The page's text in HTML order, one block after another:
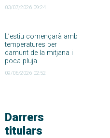
03/07/2026 09:24
L’estiu començarà amb
temperatures per
damunt de la mitjana i
poca pluja
09/06/2026 02:52
Darrers
titulars